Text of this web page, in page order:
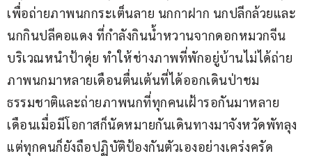
เพื่อถ่ายภาพนกกระเต็นลาย นกกาฝาก นกปลีกล้วยและ
นกกินปลีคอแดง ที่กำลังกินน้ำหวานจากดอกหมวกจีน
บริเวณหนำป้าดุ่ย ทำให้ช่างภาพที่พักอยู่บ้านไม่ได้ถ่าย
ภาพนกมาหลายเดือนตื่นเต้นที่ได้ออกเดินป่าชม
ธรรมชาติและถ่ายภาพนกที่ทุกคนเฝ้ารอกันมาหลาย
เดือนเมื่อมีโอกาสก็นัดหมายกันเดินทางมาจังหวัดพัทลุง
แต่ทุกคนก็ยังถือปฏิบัติป้องกันตัวเองอย่างเคร่งครัด